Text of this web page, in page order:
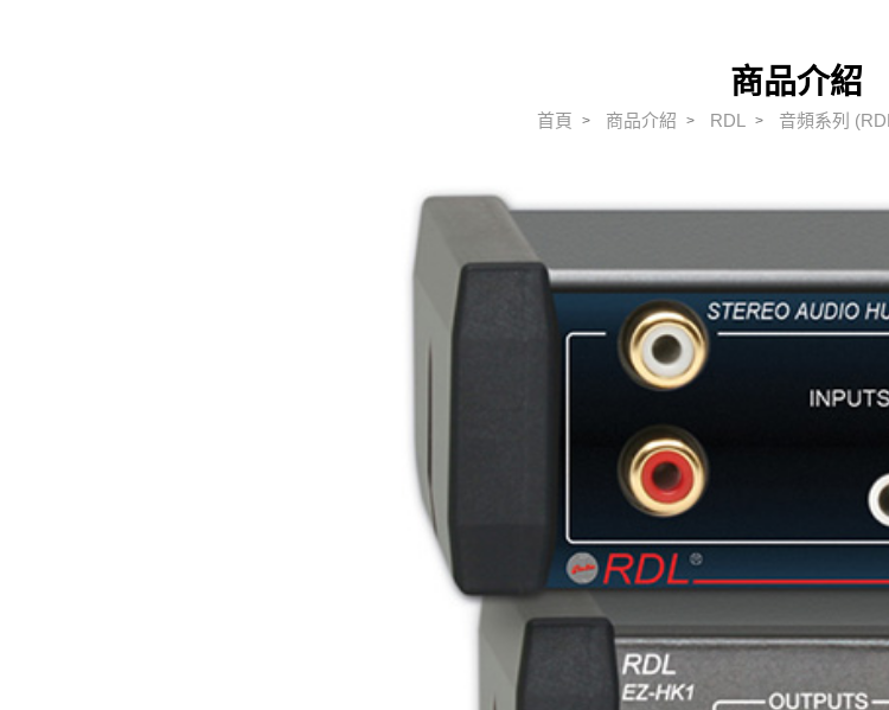
DIGIMIC lean+
DIGIMIC multimedia
ALPHA
ALPHA擴大機
RDL
雙絞線(TWISTED
商品介紹
首頁 商品介紹 RDL 音頻系列